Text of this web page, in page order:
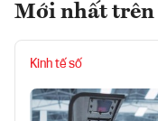
Mới nhất trên
Kinh tế số